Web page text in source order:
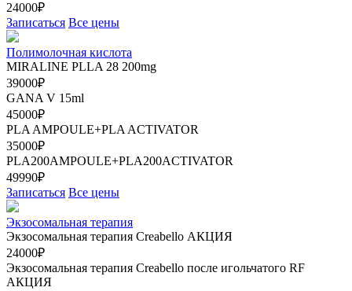
24000₽
Записаться Все цены
Полимолочная кислота
MIRALINE PLLA 28 200mg
39000₽
GANA V 15ml
45000₽
PLA AMPOULE+PLA ACTIVATOR
35000₽
PLA200AMPOULE+PLA200ACTIVATOR
49990₽
Записаться Все цены
Экзосомальная терапия
Экзосомальная терапия Creabello АКЦИЯ
24000₽
Экзосомальная терапия Creabello после игольчатого RF
АКЦИЯ